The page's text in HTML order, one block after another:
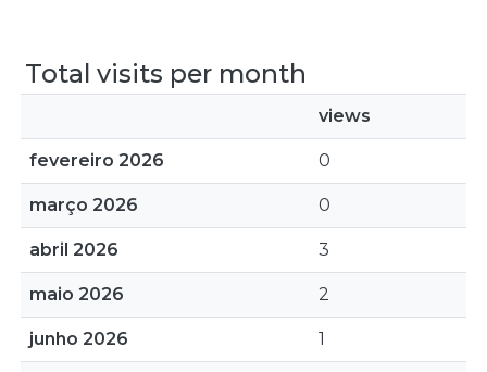
Total visits per month
views
fevereiro 2026 0
março 2026 0
abril 2026 3
maio 2026 2
junho 2026 1